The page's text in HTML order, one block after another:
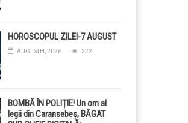
HOROSCOPUL ZILEI-7 AUGUST
AUG. 6TH, 2026 322
BOMBĂ ÎN POLIȚIE! Un om al
legii din Caransebeș, BĂGAT